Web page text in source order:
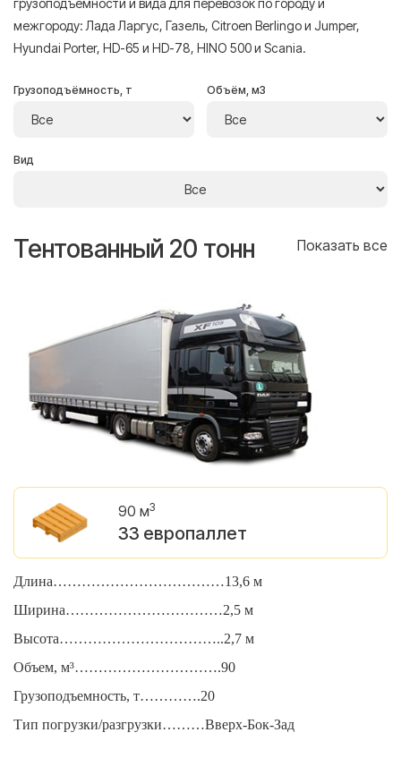
грузоподъёмности и вида для перевозок по городу и
межгороду: Лада Ларгус, Газель, Citroen Berlingo и Jumper,
Hyundai Porter, HD-65 и HD-78, HINO 500 и Scania.
Грузоподъёмность, т Объём, м3
Вид
Тентованный 20 тонн Показать все
90 м3
33 европаллет
Длина………………………………13,6 м
Ширина……………………………2,5 м
Высота……………………………..2,7 м
Объем, м³………………………….90
Грузоподъемность, т………….20
Тип погрузки/разгрузки………Вверх-Бок-Зад